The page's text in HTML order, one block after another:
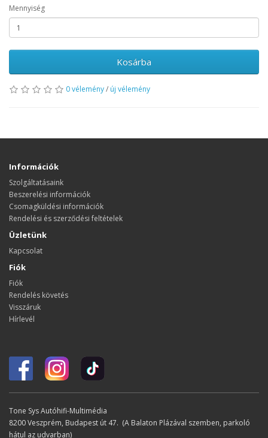
Mennyiség
Kosárba
0 vélemény/ új vélemény
Információk
Szolgáltatásaink
Beszerelési információk
Csomagküldési információk
Rendelési és szerződési feltételek
Üzletünk
Kapcsolat
Fiók
Fiók
Rendelés követés
Visszáruk
Hírlevél
Tone Sys Autóhifi-Multimédia
8200 Veszprém, Budapest út 47. (A Balaton Plázával szemben, parkoló
hátul az udvarban)